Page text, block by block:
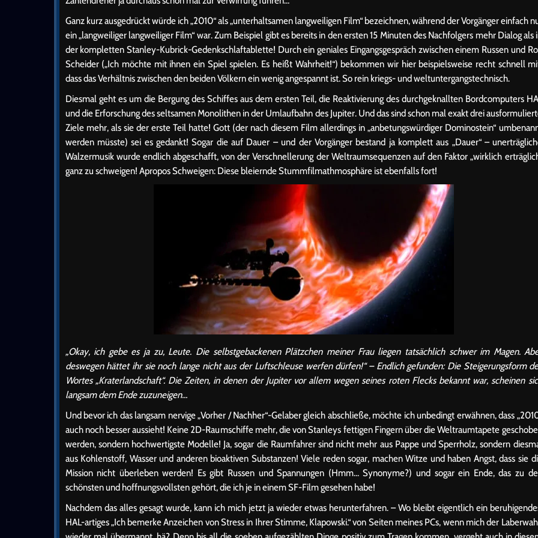
Ganz kurz ausgedrückt würde ich „2010“ als „unterhaltsamen langweiligen Film“ bezeichnen, während der Vorgänger einfach
ein „langweiliger langweiliger Film“ war. Zum Beispiel gibt es bereits in den ersten 15 Minuten des Nachfolgers mehr Dialog als
der kompletten Stanley-Kubrick-Gedenkschlaftablette! Durch ein geniales Eingangsgespräch zwischen einem Russen und
Scheider („Ich möchte mit ihnen ein Spiel spielen. Es heißt Wahrheit!“) bekommen wir hier beispielsweise recht schnell
dass das Verhältnis zwischen den beiden Völkern ein wenig angespannt ist. So rein kriegs- und weltuntergangstechnisch.
Diesmal geht es um die Bergung des Schiffes aus dem ersten Teil, die Reaktivierung des durchgeknallten Bordcomputers
und die Erforschung des seltsamen Monolithen in der Umlaufbahn des Jupiter. Und das sind schon mal exakt drei
Ziele mehr, als sie der erste Teil hatte! Gott (der nach diesem Film allerdings in „anbetungswürdiger Dominostein“
werden müsste) sei es gedankt! Sogar die auf Dauer – und der Vorgänger bestand ja komplett aus „Dauer“ –
Walzermusik wurde endlich abgeschafft, von der Verschnellerung der Weltraumsequenzen auf den Faktor „wirklich
ganz zu schweigen! Apropos Schweigen: Diese bleiernde Stummfilmathmosphäre ist ebenfalls fort!
„Okay, ich gebe es ja zu, Leute. Die selbstgebackenen Plätzchen meiner Frau liegen tatsächlich schwer im Magen.
deswegen hättet ihr sie noch lange nicht aus der Luftschleuse werfen dürfen!“ – Endlich gefunden: Die Steigerungsform
Wortes „Kraterlandschaft“. Die Zeiten, in denen der Jupiter vor allem wegen seines roten Flecks bekannt war, scheinen
langsam dem Ende zuzuneigen…
Und bevor ich das langsam nervige „Vorher / Nachher“-Gelaber gleich abschließe, möchte ich unbedingt erwähnen, dass
auch noch besser aussieht! Keine 2D-Raumschiffe mehr, die von Stanleys fettigen Fingern über die Weltraumtapete
werden, sondern hochwertigste Modelle! Ja, sogar die Raumfahrer sind nicht mehr aus Pappe und Sperrholz, sondern
aus Kohlenstoff, Wasser und anderen bioaktiven Substanzen! Viele reden sogar, machen Witze und haben Angst, dass sie
Mission nicht überleben werden! Es gibt Russen und Spannungen (Hmm… Synonyme?) und sogar ein Ende, das zu
schönsten und hoffnungsvollsten gehört, die ich je in einem SF-Film gesehen habe!
Nachdem das alles gesagt wurde, kann ich mich jetzt ja wieder etwas herunterfahren. – Wo bleibt eigentlich ein
HAL-artiges „Ich bemerke Anzeichen von Stress in Ihrer Stimme, Klapowski.“ von Seiten meines PCs, wenn mich der